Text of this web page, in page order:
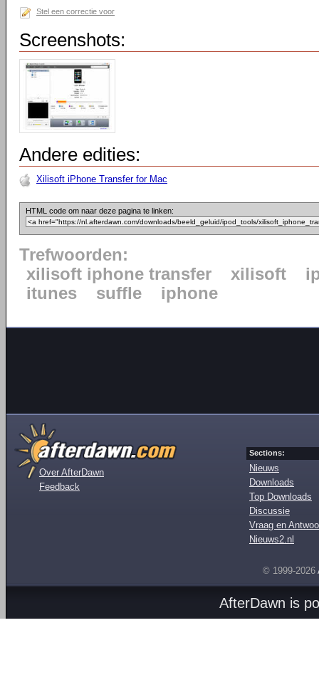
Stel een correctie voor
Screenshots:
Andere edities:
Xilisoft iPhone Transfer for Mac
HTML code om naar deze pagina te linken:
Trefwoorden:
xilisoft iphone transfer
xilisoft
itunes
suffle iphone
Over AfterDawn
Feedback
Sections:
Nieuws
Downloads
Top Downloads
Discussie
Vraag en
Nieuws2.nl
© 1999-2026
AfterDawn is